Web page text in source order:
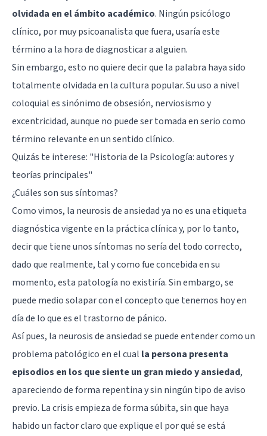
olvidada en el ámbito académico. Ningún psicólogo
clínico, por muy psicoanalista que fuera, usaría este
término a la hora de diagnosticar a alguien.
Sin embargo, esto no quiere decir que la palabra haya sido
totalmente olvidada en la cultura popular. Su uso a nivel
coloquial es sinónimo de obsesión, nerviosismo y
excentricidad, aunque no puede ser tomada en serio como
término relevante en un sentido clínico.
Quizás te interese: "Historia de la Psicología: autores y
teorías principales"
¿Cuáles son sus síntomas?
Como vimos, la neurosis de ansiedad ya no es una etiqueta
diagnóstica vigente en la práctica clínica y, por lo tanto,
decir que tiene unos síntomas no sería del todo correcto,
dado que realmente, tal y como fue concebida en su
momento, esta patología no existiría. Sin embargo, se
puede medio solapar con el concepto que tenemos hoy en
día de lo que es el trastorno de pánico.
Así pues, la neurosis de ansiedad se puede entender como un
problema patológico en el cual la persona presenta
episodios en los que siente un gran miedo y ansiedad,
apareciendo de forma repentina y sin ningún tipo de aviso
previo. La crisis empieza de forma súbita, sin que haya
habido un factor claro que explique el por qué se está